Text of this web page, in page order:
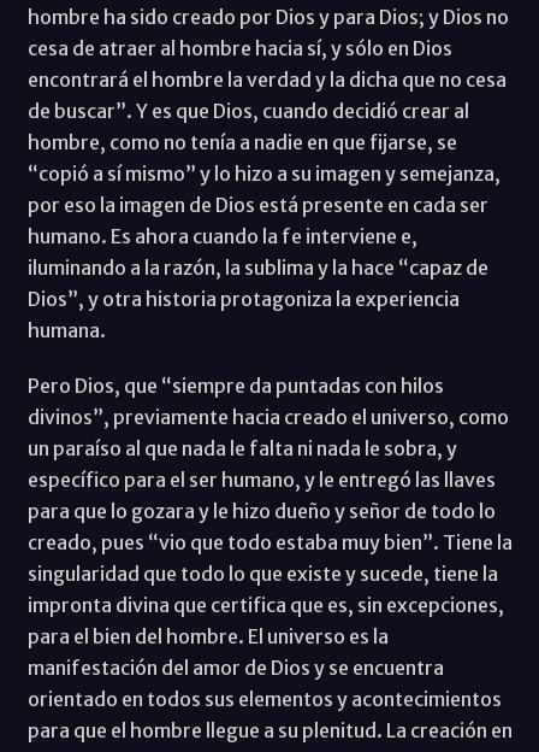
hombre ha sido creado por Dios y para Dios; y Dios no
cesa de atraer al hombre hacia sí, y sólo en Dios
encontrará el hombre la verdad y la dicha que no cesa
de buscar”. Y es que Dios, cuando decidió crear al
hombre, como no tenía a nadie en que fijarse, se
“copió a sí mismo” y lo hizo a su imagen y semejanza,
por eso la imagen de Dios está presente en cada ser
humano. Es ahora cuando la fe interviene e,
iluminando a la razón, la sublima y la hace “capaz de
Dios”, y otra historia protagoniza la experiencia
humana.
Pero Dios, que “siempre da puntadas con hilos
divinos”, previamente hacia creado el universo, como
un paraíso al que nada le falta ni nada le sobra, y
específico para el ser humano, y le entregó las llaves
para que lo gozara y le hizo dueño y señor de todo lo
creado, pues “vio que todo estaba muy bien”. Tiene la
singularidad que todo lo que existe y sucede, tiene la
impronta divina que certifica que es, sin excepciones,
para el bien del hombre. El universo es la
manifestación del amor de Dios y se encuentra
orientado en todos sus elementos y acontecimientos
para que el hombre llegue a su plenitud. La creación en